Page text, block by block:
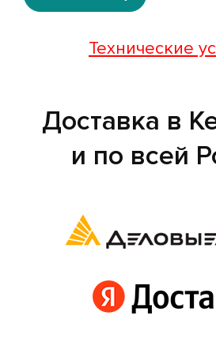
Технические
Доставка в
и по всей